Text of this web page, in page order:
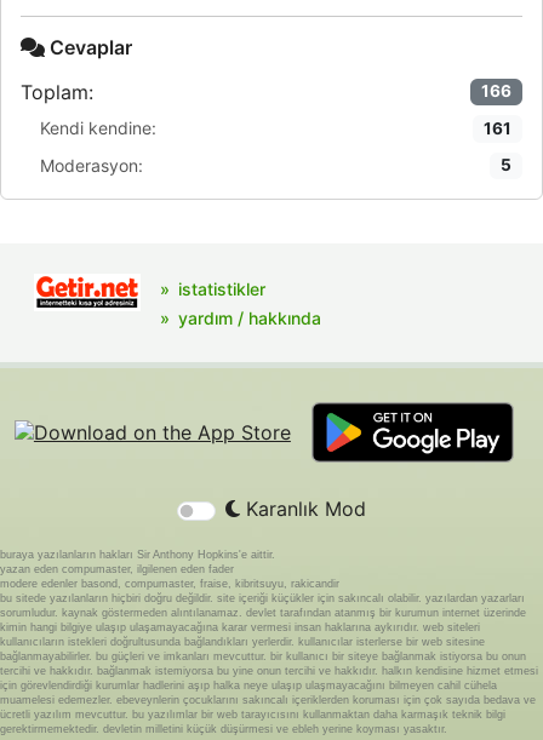
Cevaplar
Toplam:
166
Kendi kendine: 161
Moderasyon: 5
istatistikler
yardım / hakkında
Karanlık Mod
buraya yazılanların hakları Sir Anthony Hopkins'e aittir.
yazan eden compumaster, ilgilenen eden fader
modere edenler basond, compumaster, fraise, kibritsuyu, rakicandir
bu sitede yazılanların hiçbiri doğru değildir. site içeriği küçükler için sakıncalı olabilir. yazılardan yazarları
sorumludur. kaynak göstermeden alıntılanamaz. devlet tarafından atanmış bir kurumun internet üzerinde
kimin hangi bilgiye ulaşıp ulaşamayacağına karar vermesi insan haklarına aykırıdır. web siteleri
kullanıcıların istekleri doğrultusunda bağlandıkları yerlerdir. kullanıcılar isterlerse bir web sitesine
bağlanmayabilirler. bu güçleri ve imkanları mevcuttur. bir kullanıcı bir siteye bağlanmak istiyorsa bu onun
tercihi ve hakkıdır. bağlanmak istemiyorsa bu yine onun tercihi ve hakkıdır. halkın kendisine hizmet etmesi
için görevlendirdiği kurumlar hadlerini aşıp halka neye ulaşıp ulaşmayacağını bilmeyen cahil cühela
muamelesi edemezler. ebeveynlerin çocuklarını sakıncalı içeriklerden koruması için çok sayıda bedava ve
ücretli yazılım mevcuttur. bu yazılımlar bir web tarayıcısını kullanmaktan daha karmaşık teknik bilgi
gerektirmemektedir. devletin milletini küçük düşürmesi ve ebleh yerine koyması yasaktır.